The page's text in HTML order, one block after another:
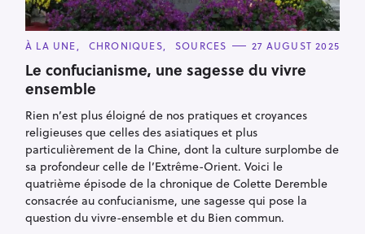
C
T
E
G
O
R
I
E
S
À LA UNE CHRONIQUES SOURCES 27 AUGUST 2025
Le confucianisme, une sagesse du vivre
ensemble
Rien n’est plus éloigné de nos pratiques et croyances
religieuses que celles des asiatiques et plus
particulièrement de la Chine, dont la culture surplombe de
sa profondeur celle de l’Extrême-Orient. Voici le
quatrième épisode de la chronique de Colette Deremble
consacrée au confucianisme, une sagesse qui pose la
question du vivre-ensemble et du Bien commun.